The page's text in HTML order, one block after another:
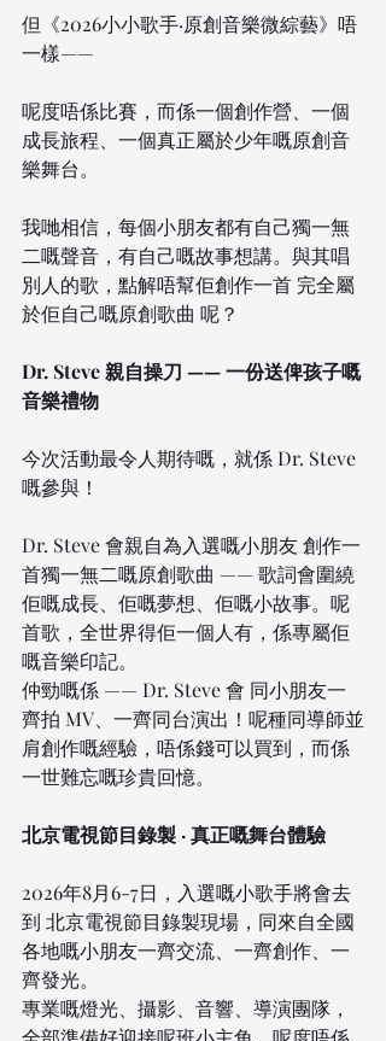
但《2026小小歌手·原創音樂微綜藝》唔
一樣——
呢度唔係比賽，而係一個創作營、一個
成長旅程、一個真正屬於少年嘅原創音
樂舞台。
我哋相信，每個小朋友都有自己獨一無
二嘅聲音，有自己嘅故事想講。與其唱
別人的歌，點解唔幫佢創作一首 完全屬
於佢自己嘅原創歌曲 呢？
Dr. Steve 親自操刀 —— 一份送俾孩子嘅
音樂禮物
今次活動最令人期待嘅，就係 Dr. Steve
嘅參與！
Dr. Steve 會親自為入選嘅小朋友 創作一
首獨一無二嘅原創歌曲 —— 歌詞會圍繞
佢嘅成長、佢嘅夢想、佢嘅小故事。呢
首歌，全世界得佢一個人有，係專屬佢
嘅音樂印記。
仲勁嘅係 —— Dr. Steve 會 同小朋友一
齊拍 MV、一齊同台演出！呢種同導師並
肩創作嘅經驗，唔係錢可以買到，而係
一世難忘嘅珍貴回憶。
北京電視節目錄製 · 真正嘅舞台體驗
2026年8月6-7日，入選嘅小歌手將會去
到 北京電視節目錄製現場，同來自全國
各地嘅小朋友一齊交流、一齊創作、一
齊發光。
專業嘅燈光、攝影、音響、導演團隊，